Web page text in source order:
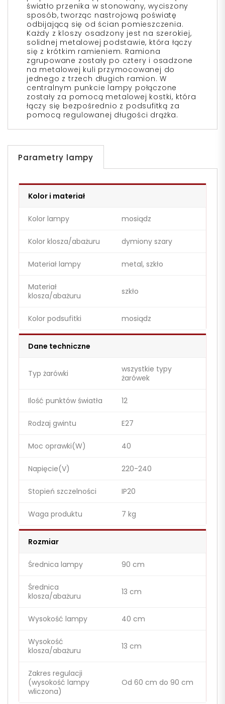
światło przenika w stonowany, wyciszony
sposób, tworząc nastrojową poświatę
odbijającą się od ścian pomieszczenia.
Każdy z kloszy osadzony jest na szerokiej,
solidnej metalowej podstawie, która łączy
się z krótkim ramieniem. Ramiona
zgrupowane zostały po cztery i osadzone
na metalowej kuli przymocowanej do
jednego z trzech długich ramion. W
centralnym punkcie lampy połączone
zostały za pomocą metalowej kostki, która
łączy się bezpośrednio z podsufitką za
pomocą regulowanej długości drążka.
Parametry lampy
Kolor i materiał
Kolor lampy mosiądz
Kolor klosza/abażuru dymiony szary
Materiał lampy metal, szkło
Materiał
klosza/abażuru
szkło
Kolor podsufitki mosiądz
Dane techniczne
Typ żarówki
wszystkie typy
żarówek
Ilość punktów światła 12
Rodzaj gwintu E27
Moc oprawki(W) 40
Napięcie(V) 220-240
Stopień szczelności IP20
Waga produktu 7 kg
Rozmiar
Średnica lampy 90 cm
Średnica
klosza/abażuru
13 cm
Wysokość lampy 40 cm
Wysokość
klosza/abażuru
13 cm
Zakres regulacji
(wysokość lampy
wliczona)
Od 60 cm do 90 cm